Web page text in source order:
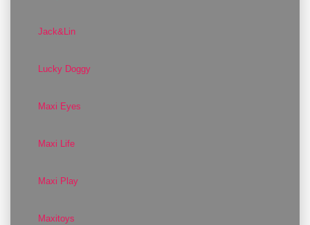
Jack&Lin
Lucky Doggy
Maxi Eyes
Maxi Life
Maxi Play
Maxitoys